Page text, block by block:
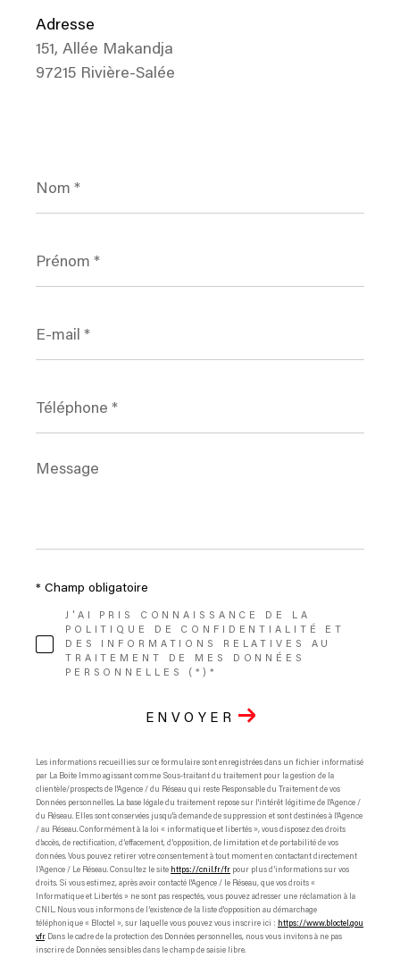
Adresse
151, Allée Makandja
97215 Rivière-Salée
*
*
mail
*
Message
J'AI PRIS CONNAISSANCE DE LA
POLITIQUE DE CONFIDENTIALITÉ ET
DES INFORMATIONS RELATIVES AU
TRAITEMENT DE MES DONNÉES
PERSONNELLES (*)*
* Champ obligatoire
ENVOYER
Les informations recueillies sur ce formulaire sont enregistrées dans un fichier informatisé
par La Boite Immo agissant comme Sous-traitant du traitement pour la gestion de la
clientèle/prospects de l'Agence / du Réseau qui reste Responsable du Traitement de vos
Données personnelles. La base légale du traitement repose sur l'intérêt légitime de l'Agence /
du Réseau. Elles sont conservées jusqu'à demande de suppression et sont destinées à l'Agence
/ au Réseau. Conformément à la loi « informatique et libertés », vous disposez des droits
d’accès, de rectification, d’effacement, d’opposition, de limitation et de portabilité de vos
données. Vous pouvez retirer votre consentement à tout moment en contactant directement
l’Agence / Le Réseau. Consultez le site https://cnil.fr/fr pour plus d’informations sur vos
droits. Si vous estimez, après avoir contacté l'Agence / le Réseau, que vos droits «
Informatique et Libertés » ne sont pas respectés, vous pouvez adresser une réclamation à la
CNIL. Nous vous informons de l’existence de la liste d'opposition au démarchage
téléphonique « Bloctel », sur laquelle vous pouvez vous inscrire ici : https://www.bloctel.gou
v.fr. Dans le cadre de la protection des Données personnelles, nous vous invitons à ne pas
inscrire de Données sensibles dans le champ de saisie libre.